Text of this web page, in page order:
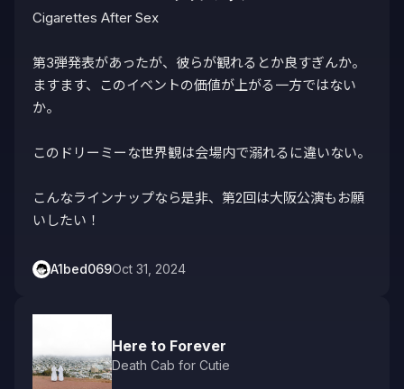
Cigarettes After Sex
第3弾発表があったが、彼らが観れるとか良すぎんか。
ますます、このイベントの価値が上がる一方ではない
か。
このドリーミーな世界観は会場内で溺れるに違いない。
こんなラインナップなら是非、第2回は大阪公演もお願
いしたい！
A1bed069Oct 31, 2024
Here to Forever
Death Cab for Cutie